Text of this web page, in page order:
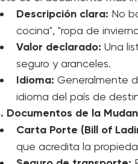
Identificación Nacional:
2. Inventario Detallado
Este es el documento más
Descripción clara:
cocina", "ropa de
Valor declarado: Una
seguro y aranceles.
Idioma: Generalmente
idioma del país de
3. Documentos de la